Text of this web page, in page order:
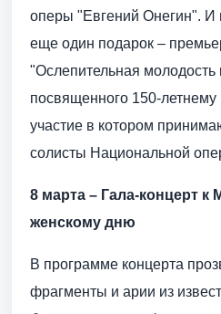
оперы "Евгений Онегин". И
еще один подарок –
"Ослепительная молодость
посвященного 150-
участие в котором
солисты Национальной
8 марта – Гала-концерт
женскому дню
В программе концерта
фрагменты и арии из